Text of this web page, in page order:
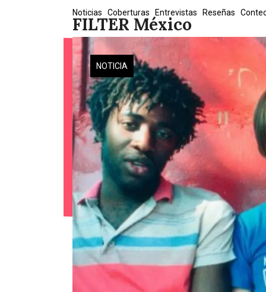
FILTER México
Noticias Coberturas Entrevistas Reseñas
NOTICIA